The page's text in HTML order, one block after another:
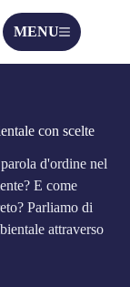
MENU
con scelte
d'ordine nel
E come
Parliamo di
attraverso